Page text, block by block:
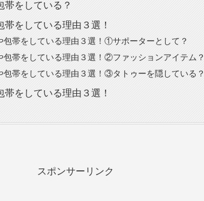
帯をしている？
をしている理由３選！
包帯をしている理由３選！①サポーターとして？
包帯をしている理由３選！②ファッションアイテム？
包帯をしている理由３選！③タトゥーを隠している？
をしている理由３選！
スポンサーリンク